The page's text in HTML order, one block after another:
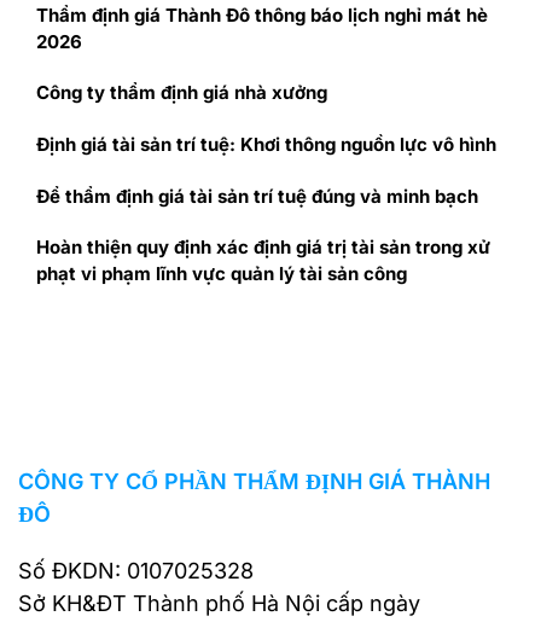
Thẩm định giá Thành Đô thông báo lịch nghỉ mát hè
2026
Công ty thẩm định giá nhà xưởng
Định giá tài sản trí tuệ: Khơi thông nguồn lực vô hình
Để thẩm định giá tài sản trí tuệ đúng và minh bạch
Hoàn thiện quy định xác định giá trị tài sản trong xử
phạt vi phạm lĩnh vực quản lý tài sản công
CÔNG TY CỔ PHẦN THẨM ĐỊNH GIÁ THÀNH
ĐÔ
Số ĐKDN: 0107025328
Sở KH&ĐT Thành phố Hà Nội cấp ngày